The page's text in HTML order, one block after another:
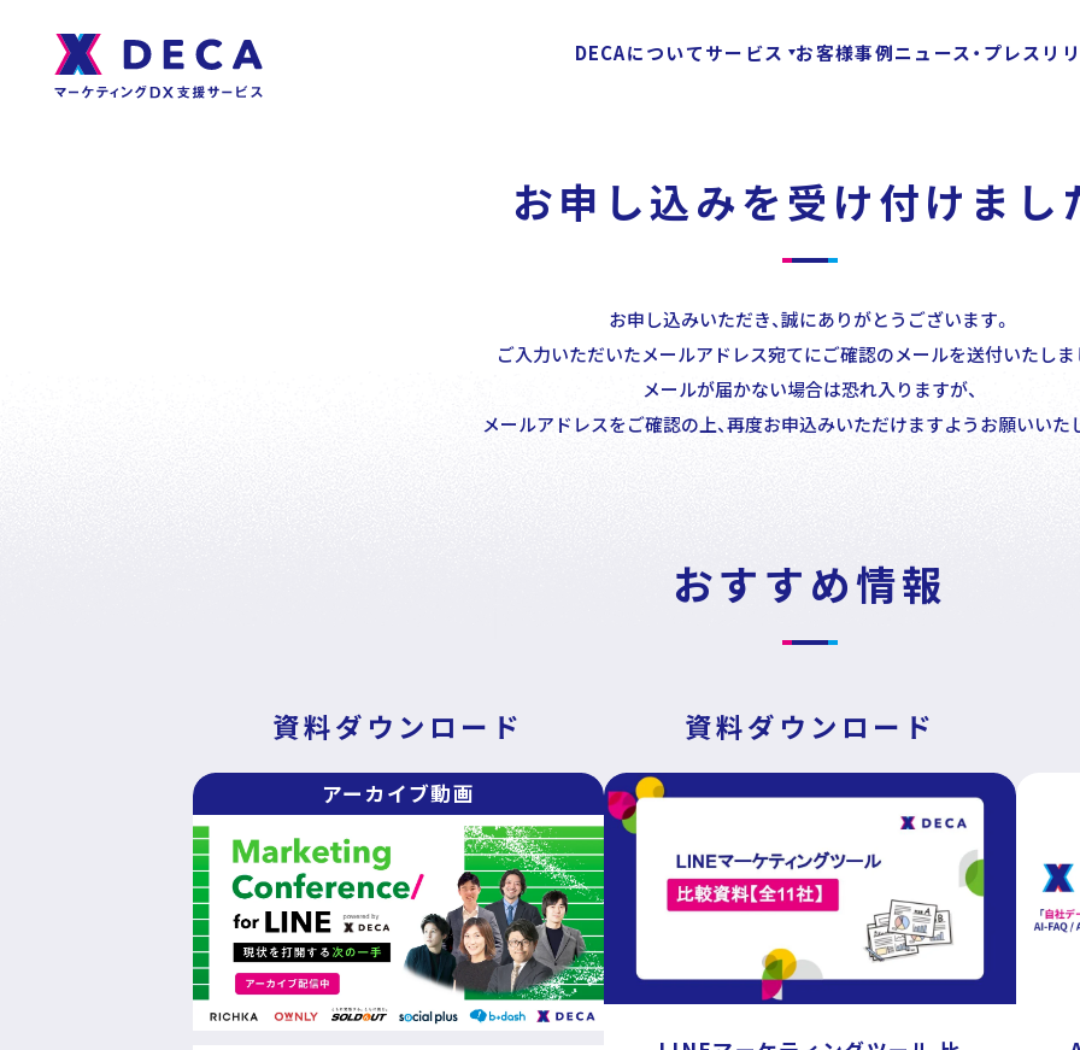
DECAについてサービス お客様事例ニュース・プレスリ
DECA カスタマーサポート
DECA MA
DECA for LINE
DECA for Instagram
マーケGAI
DECA Training
デジタル・DX人材育成 支援
Customer
News/
資料ダウンロード
お問い合わせ
パートナープログラム
お申し込みを受け付けまし
お申し込みいただき、誠にありがとうございます。
ご入力いただいたメールアドレス宛てにご確認のメールを送付いたしま
メールが届かない場合は恐れ入りますが、
メールアドレスをご確認の上、再度お申込みいただけますようお願いいた
おすすめ情報
資料ダウンロード
アーカイブ動画
資料ダウンロード